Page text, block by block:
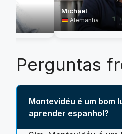
Michael
Alemanha
Perguntas
Montevidéu é um bom
aprender espanhol?